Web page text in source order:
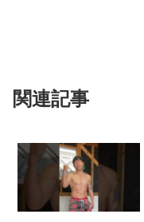
関連記事